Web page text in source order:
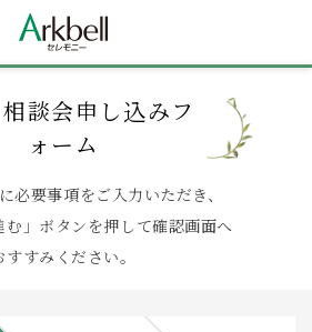
談会申し込みフ
ォーム
必要事項をご入力いただき、
む」ボタンを押して確認画面へ
すすみください。